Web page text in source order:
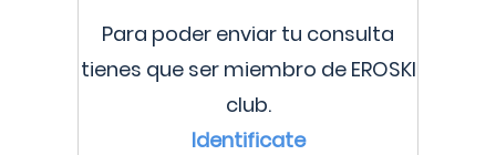
Para poder enviar tu consulta
tienes que ser miembro de EROSKI
club.
Identificate